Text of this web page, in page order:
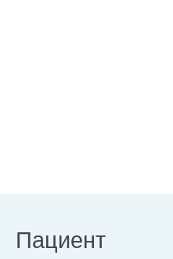
Пациент